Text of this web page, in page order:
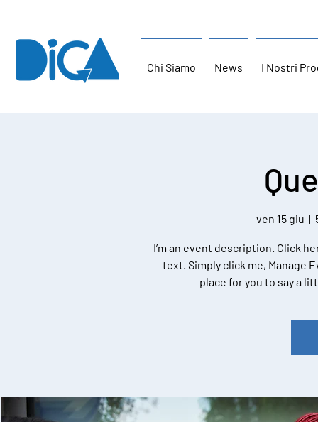
Chi Siamo News I Nostri
ven 15 giu
  |
I’m an event description. Click
text. Simply click me, Manage
place for you to say a